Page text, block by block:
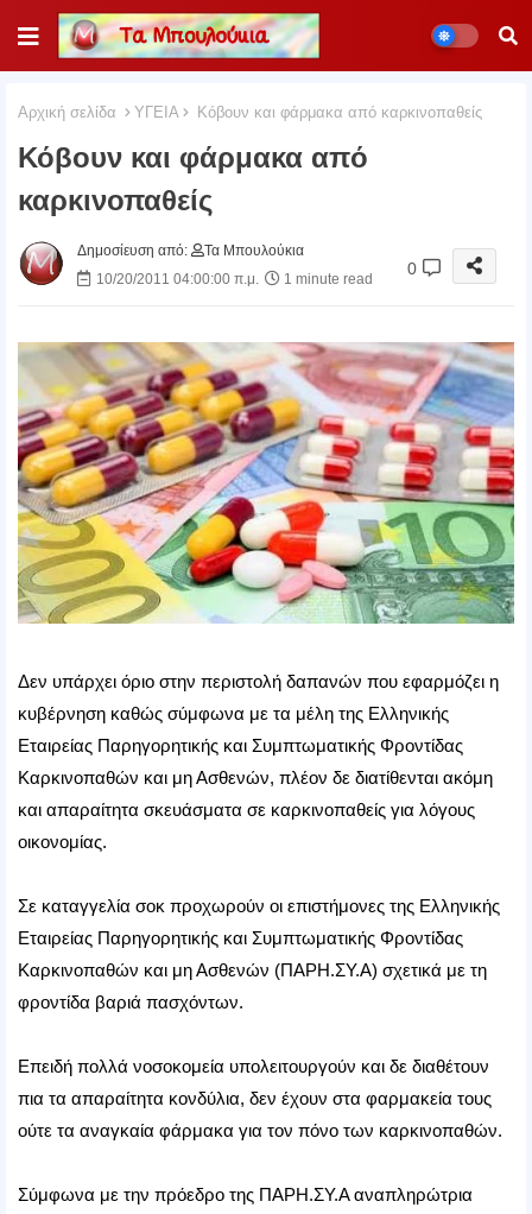
Αρχική σελίδα ΥΓΕΙΑ Κόβουν και φάρμακα από καρκινοπαθείς
Κόβουν και φάρμακα από
καρκινοπαθείς
Δημοσίευση από:
Τα Μπουλούκια
10/20/2011 04:00:00 π.μ.
1 minute read
0
Δεν υπάρχει όριο στην περιστολή δαπανών που εφαρμόζει η
κυβέρνηση καθώς σύμφωνα με τα μέλη της Ελληνικής
Εταιρείας Παρηγορητικής και Συμπτωματικής Φροντίδας
Καρκινοπαθών και μη Ασθενών, πλέον δε διατίθενται ακόμη
και απαραίτητα σκευάσματα σε καρκινοπαθείς για λόγους
οικονομίας.
Σε καταγγελία σοκ προχωρούν οι επιστήμονες της Ελληνικής
Εταιρείας Παρηγορητικής και Συμπτωματικής Φροντίδας
Καρκινοπαθών και μη Ασθενών (ΠΑΡΗ.ΣΥ.Α) σχετικά με τη
φροντίδα βαριά πασχόντων.
Επειδή πολλά νοσοκομεία υπολειτουργούν και δε διαθέτουν
πια τα απαραίτητα κονδύλια, δεν έχουν στα φαρμακεία τους
ούτε τα αναγκαία φάρμακα για τον πόνο των καρκινοπαθών.
Σύμφωνα με την πρόεδρο της ΠΑΡΗ.ΣΥ.Α αναπληρώτρια